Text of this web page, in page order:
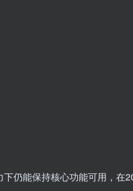
仍能保持核心功能可用，在